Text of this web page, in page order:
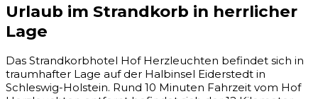
Urlaub im Strandkorb in herrlicher
Lage
Das Strandkorbhotel Hof Herzleuchten befindet sich in
traumhafter Lage auf der Halbinsel Eiderstedt in
Schleswig-Holstein. Rund 10 Minuten Fahrzeit vom Hof